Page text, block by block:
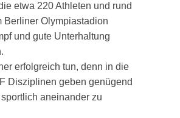
etwa 220 Athleten und rund
Berliner Olympiastadion
und gute Unterhaltung
erfolgreich tun, denn in die
Disziplinen geben genügend
aneinander zu